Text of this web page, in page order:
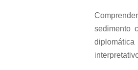
sedimento